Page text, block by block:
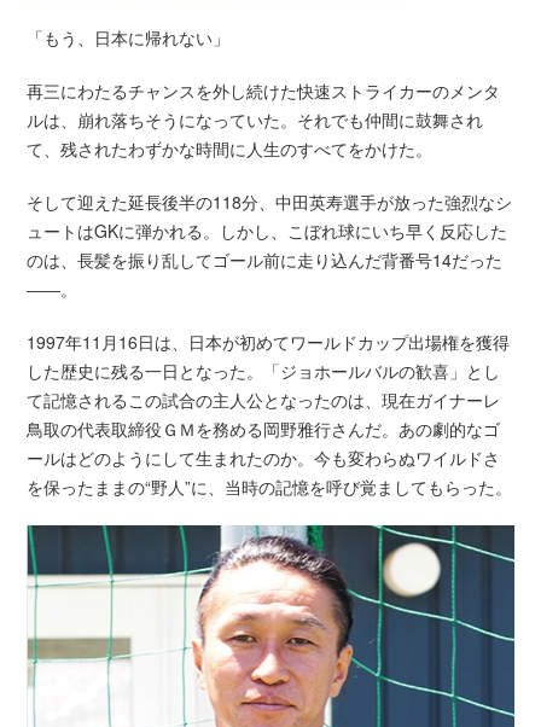
「もう、日本に帰れない」
再三にわたるチャンスを外し続けた快速ストライカーのメンタ
ルは、崩れ落ちそうになっていた。それでも仲間に鼓舞され
て、残されたわずかな時間に人生のすべてをかけた。
そして迎えた延長後半の118分、中田英寿選手が放った強烈なシ
ュートはGKに弾かれる。しかし、こぼれ球にいち早く反応した
のは、長髪を振り乱してゴール前に走り込んだ背番号14だった
――。
1997年11月16日は、日本が初めてワールドカップ出場権を獲得
した歴史に残る一日となった。「ジョホールバルの歓喜」とし
て記憶されるこの試合の主人公となったのは、現在ガイナーレ
鳥取の代表取締役ＧＭを務める岡野雅行さんだ。あの劇的なゴ
ールはどのようにして生まれたのか。今も変わらぬワイルドさ
を保ったままの“野人”に、当時の記憶を呼び覚ましてもらった。